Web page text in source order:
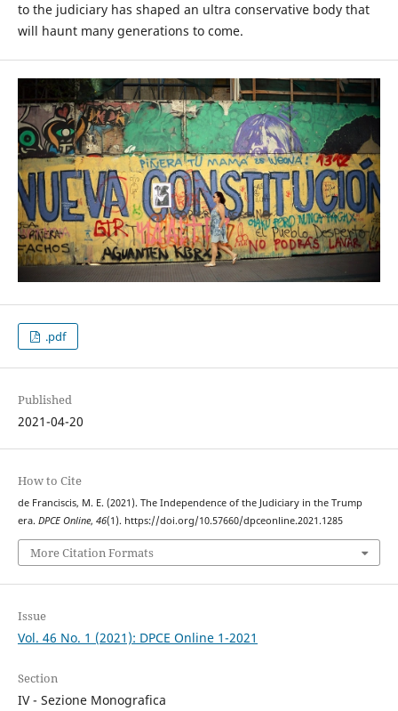
to the judiciary has shaped an ultra conservative body that
will haunt many generations to come.
.pdf
Published
2021-04-20
How to Cite
de Franciscis, M. E. (2021). The Independence of the Judiciary in the Trump
era. DPCE Online, 46(1). https://doi.org/10.57660/dpceonline.2021.1285
More Citation Formats
Issue
Vol. 46 No. 1 (2021): DPCE Online 1-2021
Section
IV - Sezione Monografica